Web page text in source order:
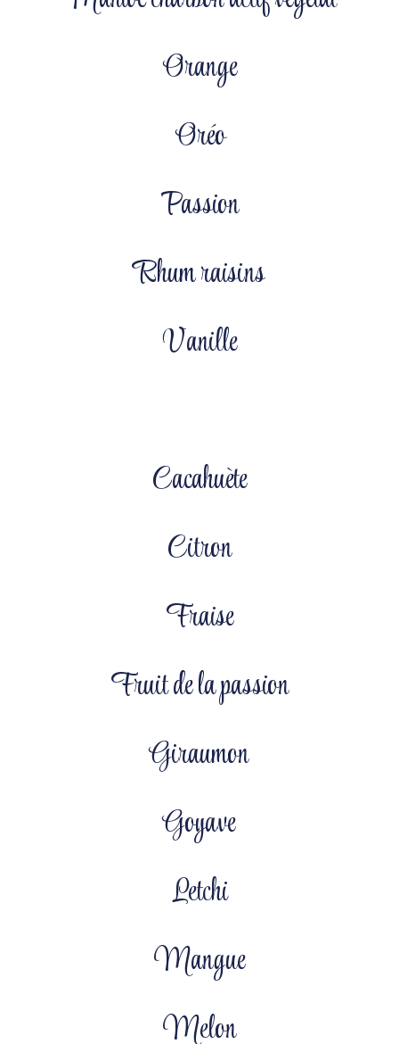
Orange
Oréo
Passion
Rhum raisins
Vanille
Cacahuète
Citron
Fraise
Fruit de la passion
Giraumon
Goyave
Letchi
Mangue
Melon